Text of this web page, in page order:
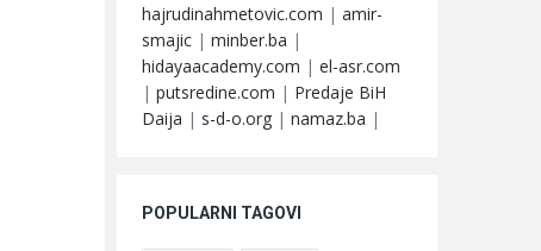
hajrudinahmetovic.com | amir-
smajic | minber.ba |
hidayaacademy.com | el-asr.com
| putsredine.com | Predaje BiH
Daija | s-d-o.org | namaz.ba |
POPULARNI TAGOVI